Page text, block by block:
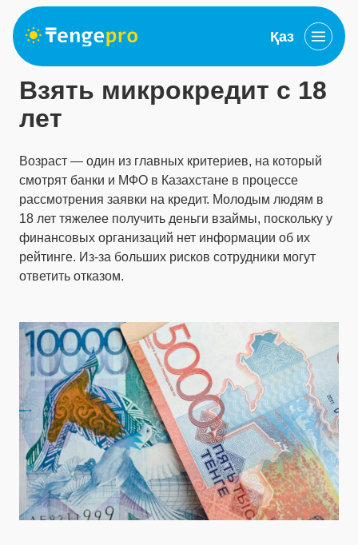
Қаз
Взять микрокредит с 18
лет
Возраст — один из главных критериев, на который
смотрят банки и МФО в Казахстане в процессе
рассмотрения заявки на кредит. Молодым людям в
18 лет тяжелее получить деньги взаймы, поскольку у
финансовых организаций нет информации об их
рейтинге. Из-за больших рисков сотрудники могут
ответить отказом.